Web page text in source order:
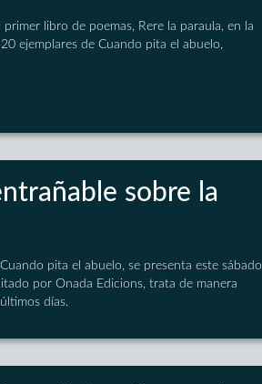
libro de poemas, Rere la paraula, en la
ejemplares de Cuando pita el abuelo,
sobre la
pita el abuelo, se presenta este sábado
por Onada Edicions, trata de manera
días.